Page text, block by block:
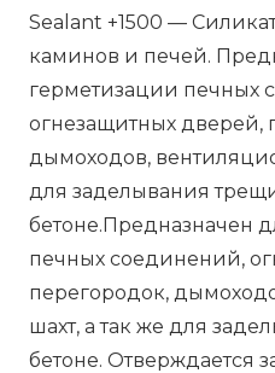
Sealant +1500 —
каминов и печей.
герметизации печных
огнезащитных дверей,
дымоходов,
для заделывания
бетоне.Предназначен
печных соединений,
перегородок,
шахт, а так же для
бетоне. Отверждается